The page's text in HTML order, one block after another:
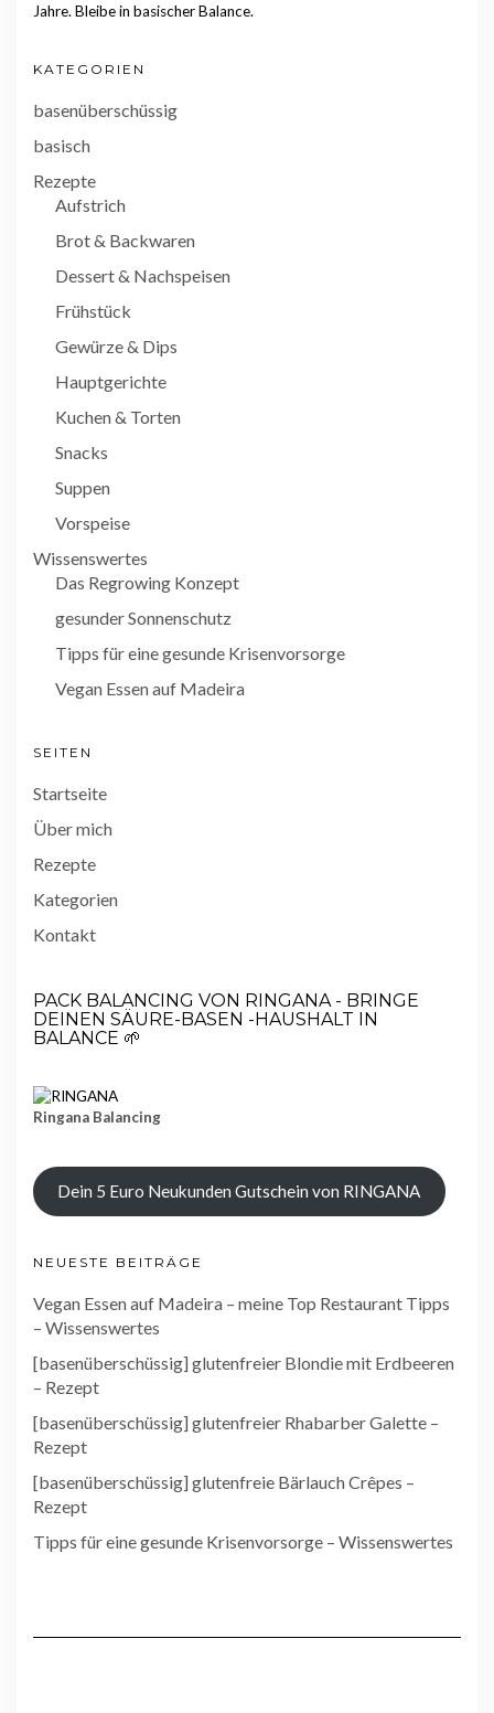
Jahre. Bleibe in basischer Balance.
KATEGORIEN
basenüberschüssig
basisch
Rezepte
Aufstrich
Brot & Backwaren
Dessert & Nachspeisen
Frühstück
Gewürze & Dips
Hauptgerichte
Kuchen & Torten
Snacks
Suppen
Vorspeise
Wissenswertes
Das Regrowing Konzept
gesunder Sonnenschutz
Tipps für eine gesunde Krisenvorsorge
Vegan Essen auf Madeira
SEITEN
Startseite
Über mich
Rezepte
Kategorien
Kontakt
PACK BALANCING VON RINGANA - BRINGE
DEINEN SÄURE-BASEN -HAUSHALT IN
BALANCE 🌱
Ringana Balancing
Dein 5 Euro Neukunden Gutschein von RINGANA
NEUESTE BEITRÄGE
Vegan Essen auf Madeira – meine Top Restaurant Tipps
– Wissenswertes
[basenüberschüssig] glutenfreier Blondie mit Erdbeeren
– Rezept
[basenüberschüssig] glutenfreier Rhabarber Galette –
Rezept
[basenüberschüssig] glutenfreie Bärlauch Crêpes –
Rezept
Tipps für eine gesunde Krisenvorsorge – Wissenswertes